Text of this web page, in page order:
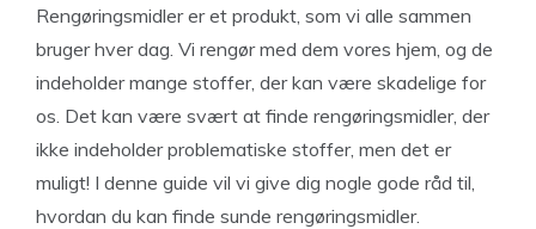
Rengøringsmidler er et produkt, som vi alle sammen
bruger hver dag. Vi rengør med dem vores hjem, og de
indeholder mange stoffer, der kan være skadelige for
os. Det kan være svært at finde rengøringsmidler, der
ikke indeholder problematiske stoffer, men det er
muligt! I denne guide vil vi give dig nogle gode råd til,
hvordan du kan finde sunde rengøringsmidler.